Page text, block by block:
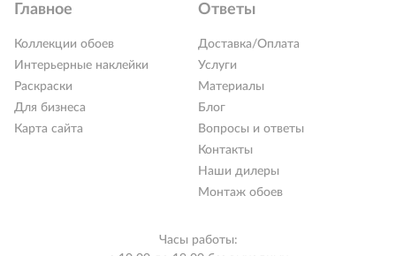
Главное
Коллекции обоев
Интерьерные наклейки
Раскраски
Для бизнеса
Карта сайта
Ответы
Доставка/Оплата
Услуги
Материалы
Блог
Вопросы и ответы
Контакты
Наши дилеры
Монтаж обоев
Часы работы: